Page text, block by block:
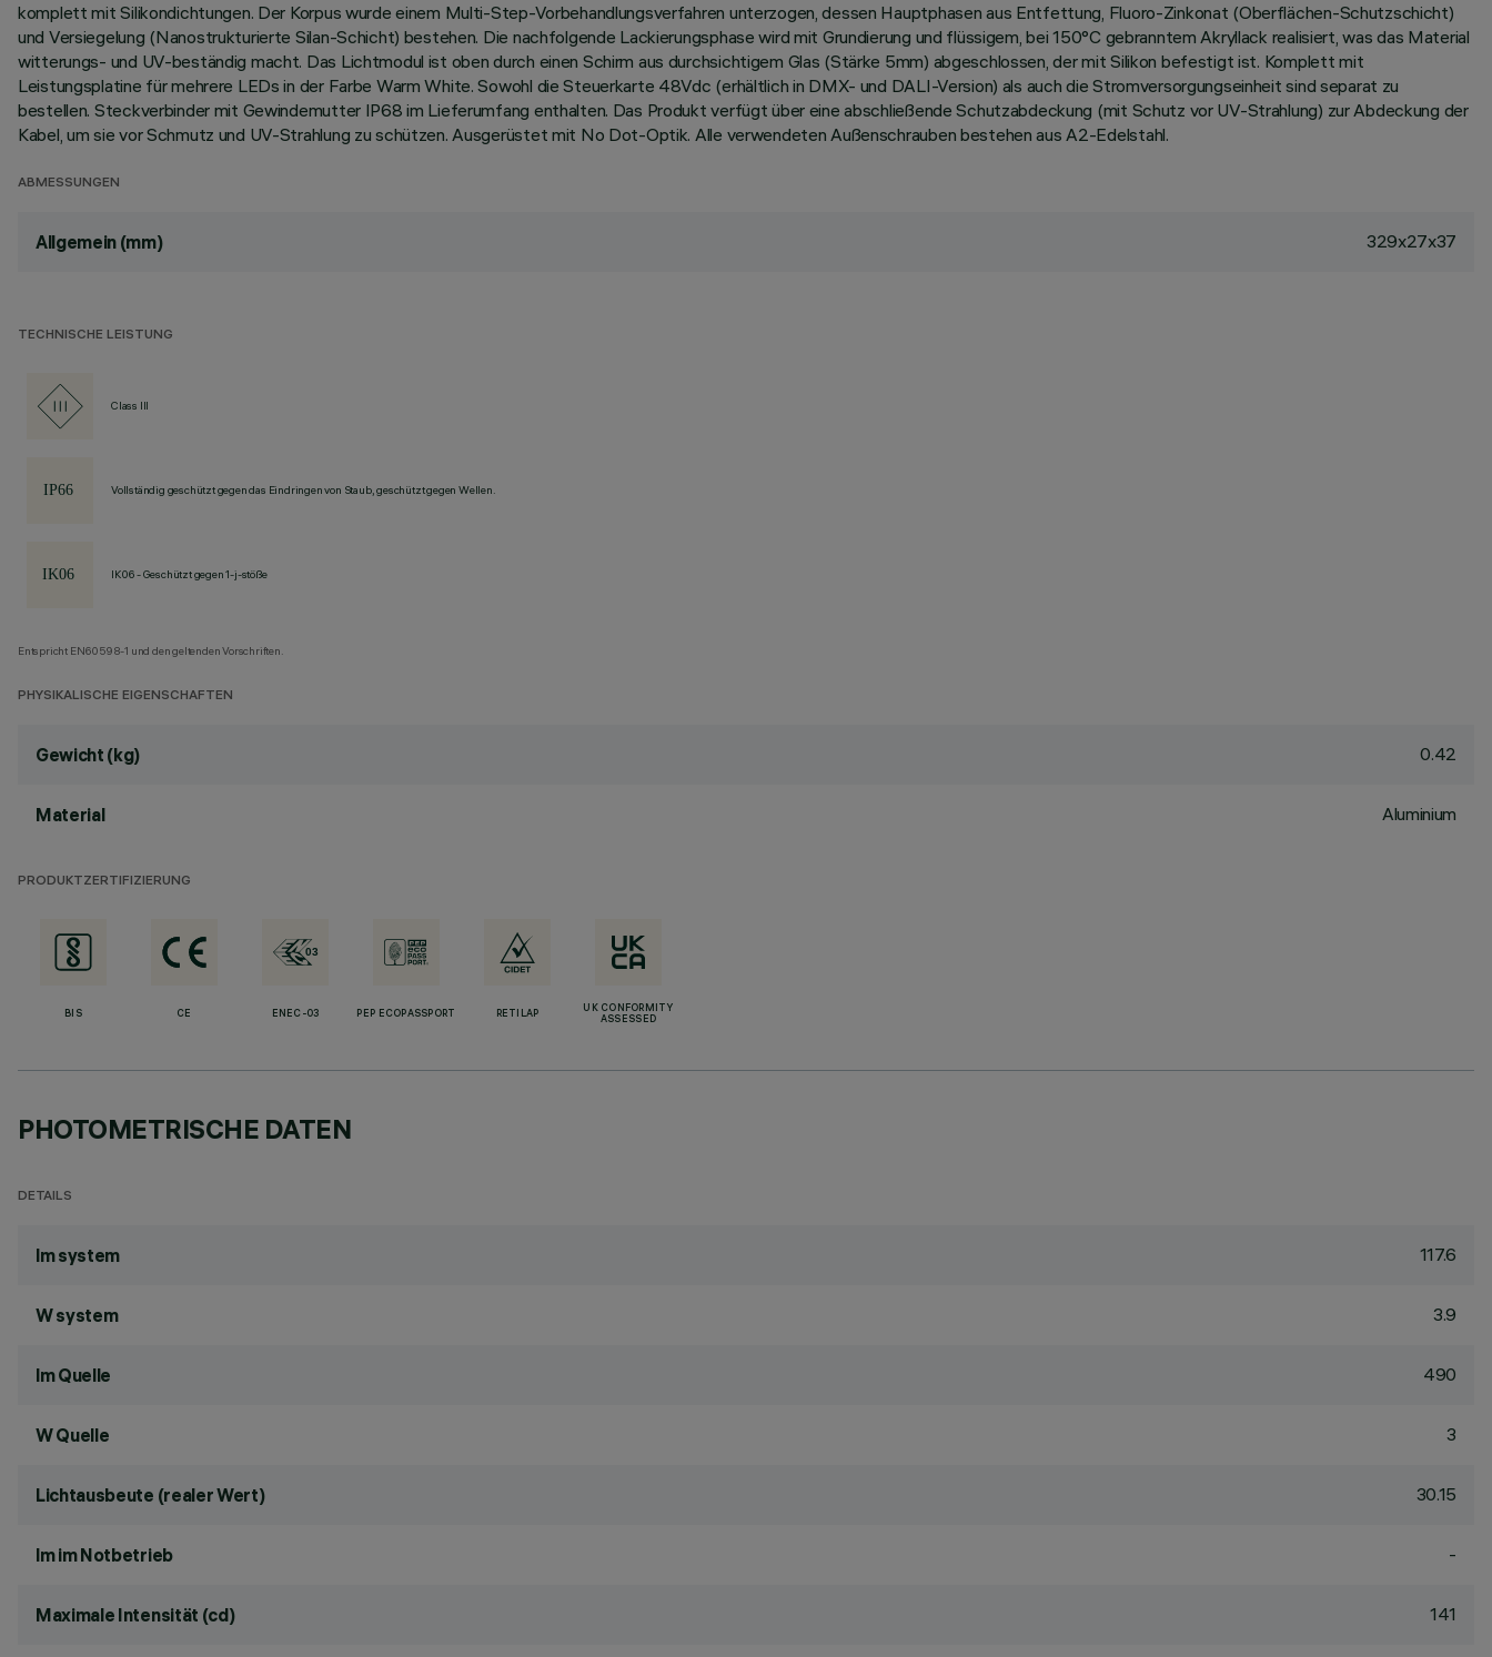
komplett mit Silikondichtungen. Der Korpus wurde einem Multi-Step-Vorbehandlungsverfahren unterzogen, dessen Hauptphasen aus Entfettung, Fluoro-Zinkonat (Oberflächen-Schutzschicht)
und Versiegelung (Nanostrukturierte Silan-Schicht) bestehen. Die nachfolgende Lackierungsphase wird mit Grundierung und flüssigem, bei 150°C gebranntem Akryllack realisiert, was das Material
witterungs- und UV-beständig macht. Das Lichtmodul ist oben durch einen Schirm aus durchsichtigem Glas (Stärke 5mm) abgeschlossen, der mit Silikon befestigt ist. Komplett mit
Leistungsplatine für mehrere LEDs in der Farbe Warm White. Sowohl die Steuerkarte 48Vdc (erhältlich in DMX- und DALI-Version) als auch die Stromversorgungseinheit sind separat zu
bestellen. Steckverbinder mit Gewindemutter IP68 im Lieferumfang enthalten. Das Produkt verfügt über eine abschließende Schutzabdeckung (mit Schutz vor UV-Strahlung) zur Abdeckung der
Kabel, um sie vor Schmutz und UV-Strahlung zu schützen. Ausgerüstet mit No Dot-Optik. Alle verwendeten Außenschrauben bestehen aus A2-Edelstahl.
ABMESSUNGEN
Allgemein (mm) 329x27x37
TECHNISCHE LEISTUNG
Class III
Vollständig geschützt gegen das Eindringen von Staub, geschützt gegen Wellen.
IK06 - Geschützt gegen 1-j-stöße
Entspricht EN60598-1 und den geltenden Vorschriften.
PHYSIKALISCHE EIGENSCHAFTEN
Gewicht (kg) 0.42
Material Aluminium
PRODUKTZERTIFIZIERUNG
BIS CE ENEC-03 PEP ECOPASSPORT RETILAP
UK CONFORMITY
ASSESSED
PHOTOMETRISCHE DATEN
DETAILS
lm system 117.6
W system 3.9
lm Quelle 490
W Quelle 3
Lichtausbeute (realer Wert) 30.15
lm im Notbetrieb -
Maximale Intensität (cd) 141